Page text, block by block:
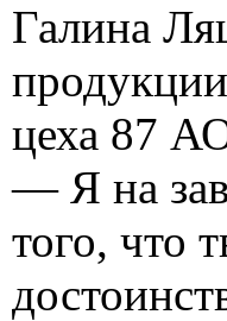
Галина
цеха 87
— Я на
того, что